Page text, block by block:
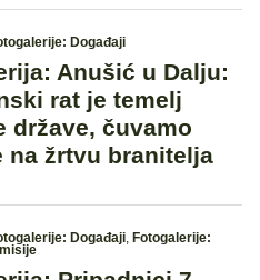
Događaji
Anušić u Dalju:
rat je temelj
države, čuvamo
na žrtvu branitelja
Događaji, Fotogalerije: